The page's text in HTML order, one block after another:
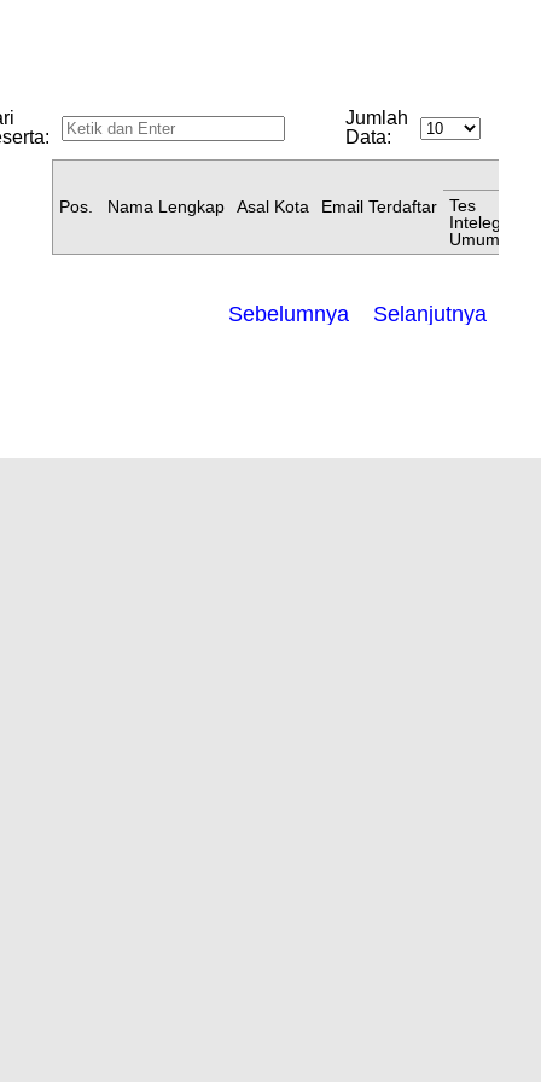
Jumlah
Data:
Pos. Nama Lengkap Asal Kota Email Terdaftar
Tes
Intelegensia
Umum
Sebelumnya Selanjutnya